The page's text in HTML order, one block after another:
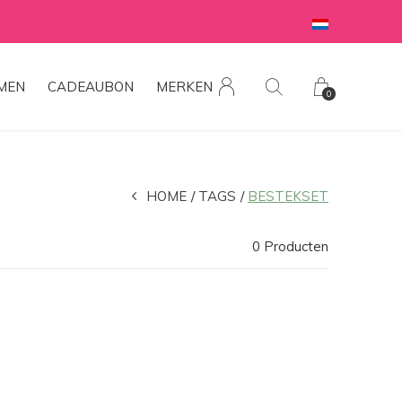
CADEAUBON MERKEN 0
HOME TAGS BESTEKSET
0 Producten